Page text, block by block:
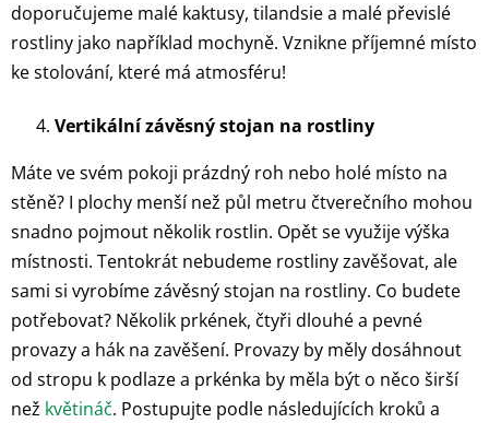
doporučujeme malé kaktusy, tilandsie a malé převislé
rostliny jako například mochyně. Vznikne příjemné místo
ke stolování, které má atmosféru!
Vertikální závěsný stojan na rostliny
Máte ve svém pokoji prázdný roh nebo holé místo na
stěně? I plochy menší než půl metru čtverečního mohou
snadno pojmout několik rostlin. Opět se využije výška
místnosti. Tentokrát nebudeme rostliny zavěšovat, ale
sami si vyrobíme závěsný stojan na rostliny. Co budete
potřebovat? Několik prkének, čtyři dlouhé a pevné
provazy a hák na zavěšení. Provazy by měly dosáhnout
od stropu k podlaze a prkénka by měla být o něco širší
než květináč. Postupujte podle následujících kroků a